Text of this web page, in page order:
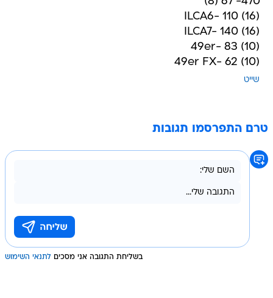
ILCA6- 110 (16)
ILCA7- 140 (16)
49er- 83 (10)
49er FX- 62 (10)
שייט
טרם התפרסמו תגובות
בשליחת התגובה אני מסכים לתנאי השימוש